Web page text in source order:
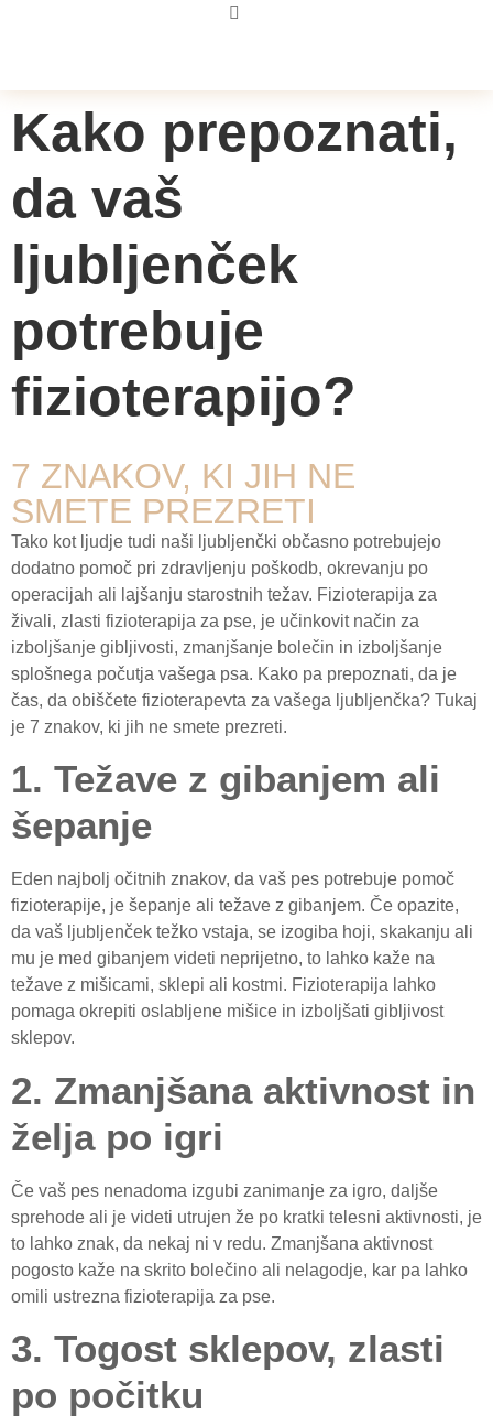
Kako prepoznati,
da vaš
ljubljenček
potrebuje
fizioterapijo?
7 ZNAKOV, KI JIH NE
SMETE PREZRETI
Tako kot ljudje tudi naši ljubljenčki občasno potrebujejo
dodatno pomoč pri zdravljenju poškodb, okrevanju po
operacijah ali lajšanju starostnih težav. Fizioterapija za
živali, zlasti fizioterapija za pse, je učinkovit način za
izboljšanje gibljivosti, zmanjšanje bolečin in izboljšanje
splošnega počutja vašega psa. Kako pa prepoznati, da je
čas, da obiščete fizioterapevta za vašega ljubljenčka? Tukaj
je 7 znakov, ki jih ne smete prezreti.
1. Težave z gibanjem ali
šepanje
Eden najbolj očitnih znakov, da vaš pes potrebuje pomoč
fizioterapije, je šepanje ali težave z gibanjem. Če opazite,
da vaš ljubljenček težko vstaja, se izogiba hoji, skakanju ali
mu je med gibanjem videti neprijetno, to lahko kaže na
težave z mišicami, sklepi ali kostmi. Fizioterapija lahko
pomaga okrepiti oslabljene mišice in izboljšati gibljivost
sklepov.
2. Zmanjšana aktivnost in
želja po igri
Če vaš pes nenadoma izgubi zanimanje za igro, daljše
sprehode ali je videti utrujen že po kratki telesni aktivnosti, je
to lahko znak, da nekaj ni v redu. Zmanjšana aktivnost
pogosto kaže na skrito bolečino ali nelagodje, kar pa lahko
omili ustrezna fizioterapija za pse.
3. Togost sklepov, zlasti
po počitku